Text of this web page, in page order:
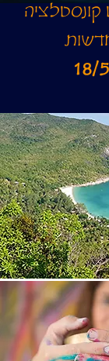
קונסטלציה